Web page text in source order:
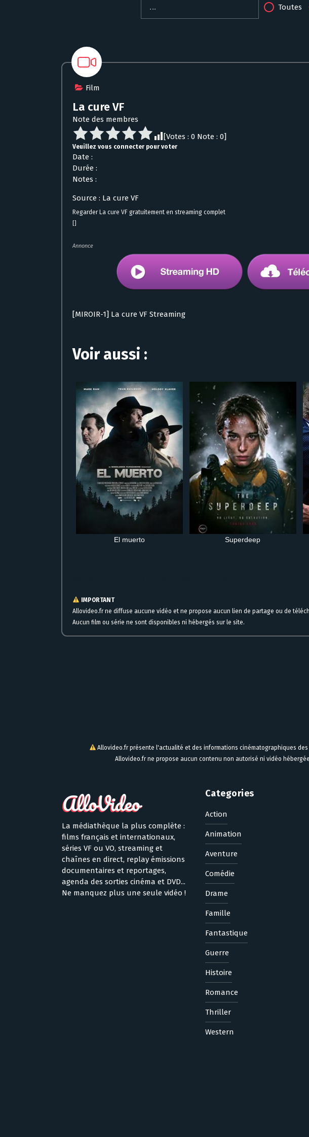
Toutes
Film
La cure VF
Note des membres
[Votes : 0 Note : 0]
Veuillez vous connecter pour voter
Date :
Durée :
Notes :
Source : La cure VF
Regarder La cure VF gratuitement en streaming complet
Annonce
[MIROIR-1] La cure VF Streaming
Voir aussi :
El muerto Superdeep
IMPORTANT
Allovideo.fr ne diffuse aucune vidéo et ne propose aucun lien de partage ou de
Aucun film ou série ne sont disponibles ni hébergés sur le site.
Allovideo.fr présente l'actualité et des informations cinématographiques
Allovideo.fr ne propose aucun contenu non autorisé ni vidéo
La médiathèque la plus complète :
films français et internationaux,
séries VF ou VO, streaming et
chaînes en direct, replay émissions
documentaires et reportages,
agenda des sorties cinéma et DVD...
Ne manquez plus une seule vidéo !
Categories
Action
Animation
Aventure
Comédie
Drame
Famille
Fantastique
Guerre
Histoire
Romance
Thriller
Western